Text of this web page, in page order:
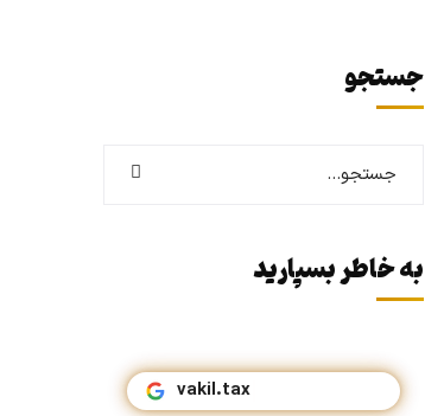
جستجو
به خاطر بسپارید
vak